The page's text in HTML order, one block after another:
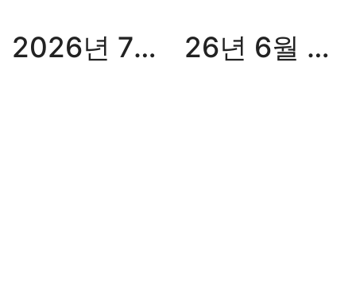
2026년 7월 월간화승 26년 6월 월간화승